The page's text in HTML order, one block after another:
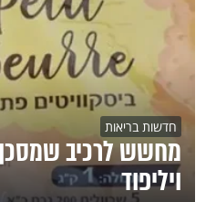
חדשות בריאות
מחשש לרכיב
ויליפוד